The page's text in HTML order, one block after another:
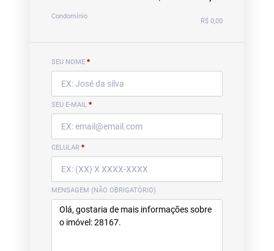
Condomínio
R$ 0,00
SEU NOME *
SEU E-MAIL *
CELULAR *
MENSAGEM (NÃO OBRIGATÓRIO)